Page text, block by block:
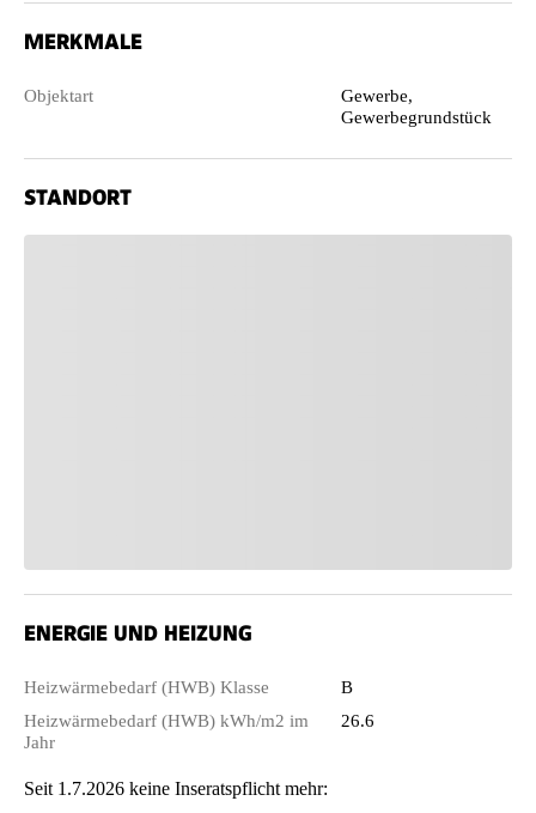
MERKMALE
Objektart
Gewerbe,
Gewerbegrundstück
STANDORT
ENERGIE UND HEIZUNG
Heizwärmebedarf (HWB) Klasse
B
Heizwärmebedarf (HWB) kWh/m2 im
Jahr
26.6
Seit 1.7.2026 keine Inseratspflicht mehr: